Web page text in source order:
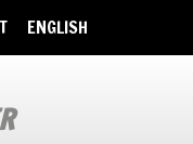
ENGLISH